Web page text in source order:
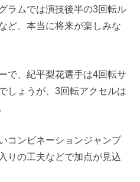
ラムでは演技後半の3回転ル
ど、本当に将来が楽しみな
で、紀平梨花選手は4回転サ
しょうが、3回転アクセルは
コンビネーションジャンプ
りの工夫などで加点が見込